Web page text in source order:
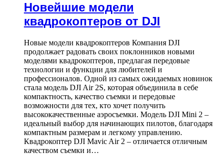
Новейшие модели
квадрокоптеров от DJI
Новые модели квадрокоптеров Компания DJI
продолжает радовать своих поклонников новыми
моделями квадрокоптеров, предлагая передовые
технологии и функции для любителей и
профессионалов. Одной из самых ожидаемых новинок
стала модель DJI Air 2S, которая объединила в себе
компактность, качество съемки и передовые
возможности для тех, кто хочет получить
высококачественные аэросъемки. Модель DJI Mini 2 –
идеальный выбор для начинающих пилотов, благодаря
компактным размерам и легкому управлению.
Квадрокоптер DJI Mavic Air 2 – отличается отличным
качеством съемки и…